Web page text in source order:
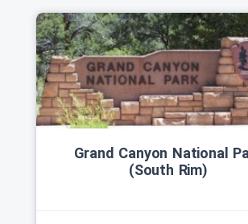
Grand Canyon National
(South Rim)